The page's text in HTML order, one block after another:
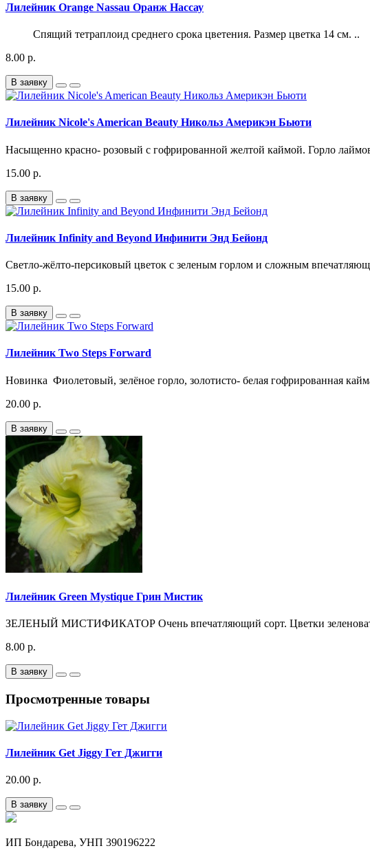
Лилейник Orange Nassau Оранж Нассау
Спящий тетраплоид среднего срока цветения. Размер цветка 14 см. ..
8.00 р.
В заявку
Лилейник Nicole's American Beauty Никольз Америкэн Бьюти
Насыщенно красно- розовый с гофрированной желтой каймой. Горло
15.00 р.
В заявку
Лилейник Infinity and Beyond Инфинити Энд Бейонд
Светло-жёлто-персиковый цветок с зеленым горлом и сложным
15.00 р.
В заявку
Лилейник Two Steps Forward
Новинка Фиолетовый, зелёное горло, золотисто- белая гофрированная
20.00 р.
В заявку
Лилейник Green Mystique Грин Мистик
ЗЕЛЕНЫЙ МИСТИФИКАТОР Очень впечатляющий сорт. Цветки
8.00 р.
В заявку
Просмотренные товары
Лилейник Get Jiggy Гет Джигги
20.00 р.
В заявку
ИП Бондарева, УНП 390196222